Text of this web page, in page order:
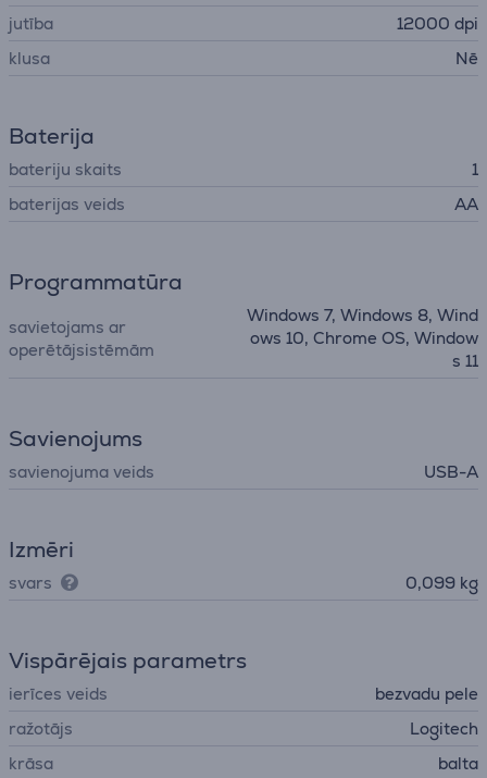
jutība
12000 dpi
klusa
Nē
Baterija
bateriju skaits
1
baterijas veids
AA
Programmatūra
savietojams ar
operētājsistēmām
Windows 7, Windows 8, Wind
ows 10, Chrome OS, Window
s 11
Savienojums
savienojuma veids USB-A
Izmēri
svars 0,099 kg
Vispārējais parametrs
ierīces veids
bezvadu pele
ražotājs
Logitech
krāsa
balta